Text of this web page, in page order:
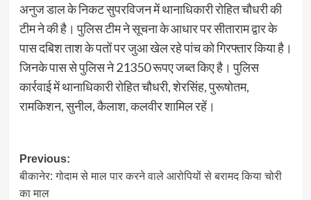
अनुज डाल के निकट सुपरविजन में थानाधिकारी रोहित चौधरी की
टीम ने की है। पुलिस टीम ने सूचना के आधार पर सीताराम द्वार के
पास दबिश ताश के पतों पर जुआ खेल रहे पांच को गिरफ्तार किया है।
जिनके पास से पुलिस ने 21350 रूपए जब्त किए है। पुलिस
कार्रवाई में थानाधिकारी रोहित चौधरी, शेरसिंह, पुरूषोतम,
रामकिशन, सुनील, कैलाश, कलवीर शामिल रहें।
Post
navigation
Previous:
बीकानेर: गोदाम से माल पार करने वाले आरोपियों से बरामद किया चोरी
का माल